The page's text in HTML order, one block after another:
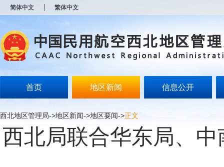
简体中文 繁体中文
首页 地区新闻 信息公开
西北地区管理局->地区新闻->地区要闻->正文
西北局联合华东局、
开
无
障
说
按
Alt
加
浪